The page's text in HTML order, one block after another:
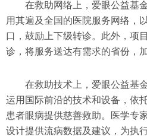
在救助网络上，爱眼公益基
用其遍及全国的医院服务网络，
口，鼓励上下级转诊。此外，项
诊，将服务送达有需求的省份，
在救助技术上，爱眼公益基
运用国际前沿的技术和设备，依
患者眼病提供慈善救助。医学专
设计提供流病数据及建议，为执